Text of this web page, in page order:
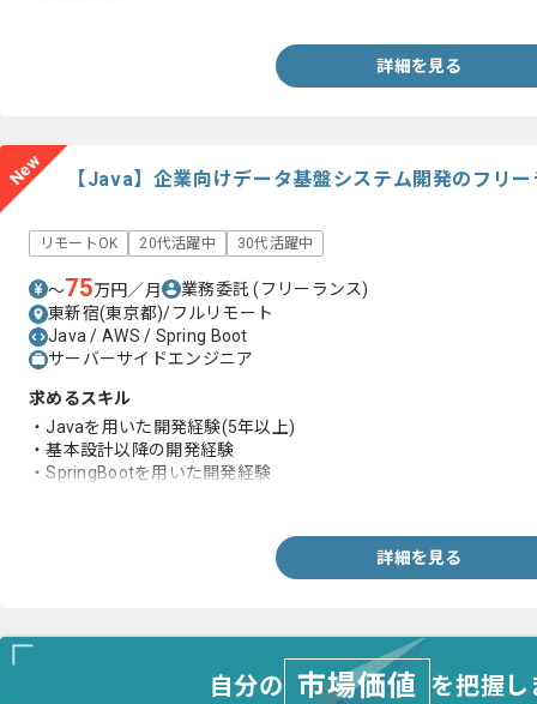
詳細を見る
New 【Java】企業向けデータ基盤システム開発のフリ
リモートOK 20代活躍中 30代活躍中
〜75万円／月 業務委託(フリーランス)
東新宿(東京都)/フルリモート
Java / AWS / Spring Boot
サーバーサイドエンジニア
求めるスキル
・Javaを用いた開発経験(5年以上)
・基本設計以降の開発経験
・SpringBootを用いた開発経験
詳細を見る
自分の 市場価値 を把握